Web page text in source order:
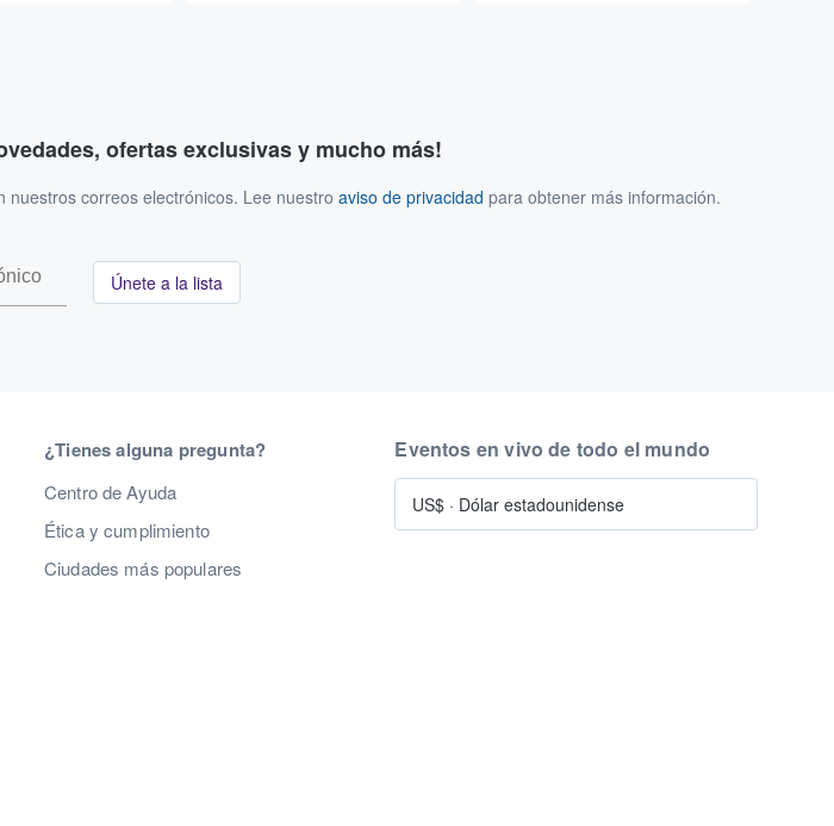
ofertas exclusivas y mucho más!
correos electrónicos. Lee nuestro aviso de privacidad para obtener más información.
Únete a la lista
¿Tienes alguna pregunta?
Centro de Ayuda
Ética y cumplimiento
Ciudades más populares
Eventos en vivo de todo el mundo
US$ · Dólar estadounidense